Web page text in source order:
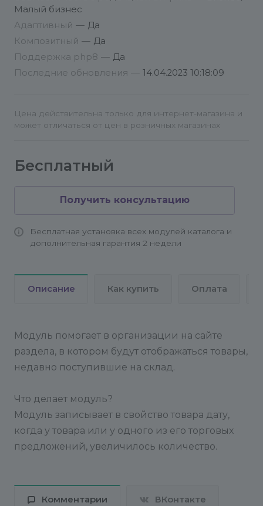
Вам необходимо будет создать на сайте новую
страницу, на ней расположить компонент
настроить сортировку по свойству, созданному
данным модулем.
Соответственно вам будет необходимо немного
поработать с товарами, после установки модуля,
Малый бизнес
Адаптивный — Да
Композитный — Да
Поддержка php8 — Да
Последние обновления — 14.04.2023 10:18:09
Цена действительна только для интернет-магазина и
может отличаться от цен в розничных магазинах
Бесплатный
Получить консультацию
Бесплатная установка всех модулей каталога и
дополнительная гарантия 2 недели
Описание Как купить Оплата
Модуль помогает в организации на сайте
раздела, в котором будут отображаться товары,
недавно поступившие на склад.
Что делает модуль?
Модуль записывает в свойство товара дату,
когда у товара или у одного из его торговых
предложений, увеличилось количество.
Комментарии ВКонтакте